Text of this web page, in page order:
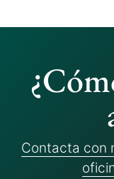
Contacta con